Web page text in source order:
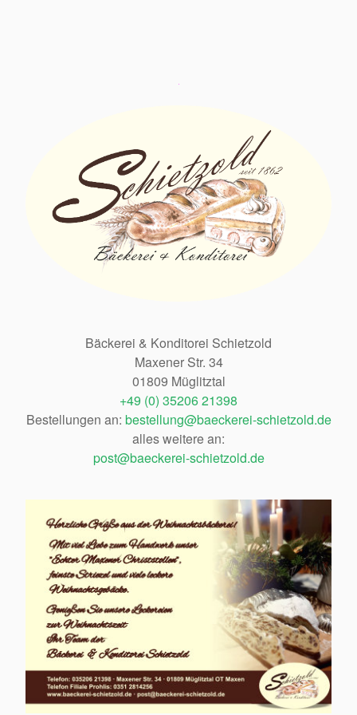
Bäckerei & Konditorei Schietzold
Maxener Str. 34
01809 Müglitztal
+49 (0) 35206 21398
Bestellungen an: bestellung@baeckerei-schietzold.de
alles weitere an:
post@baeckerei-schietzold.de